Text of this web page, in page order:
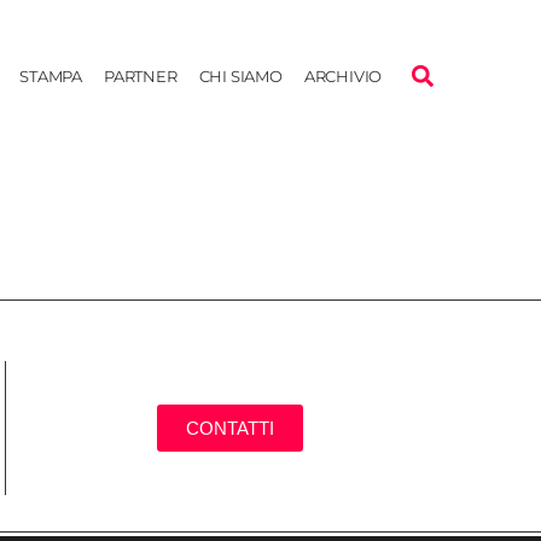
STAMPA PARTNER CHI SIAMO ARCHIVIO
CONTATTI